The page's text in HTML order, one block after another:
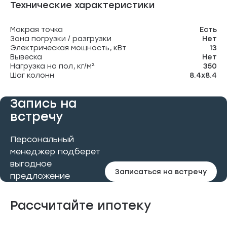
Технические характеристики
Мокрая точка
Есть
Зона погрузки / разгрузки
Нет
Электрическая мощность, кВт
13
Вывеска
Нет
Нагрузка на пол, кг/м²
350
Шаг колонн
8.4х8.4
Запись на
встречу
Персональный
менеджер подберет
выгодное
предложение
Записаться на встречу
Рассчитайте ипотеку